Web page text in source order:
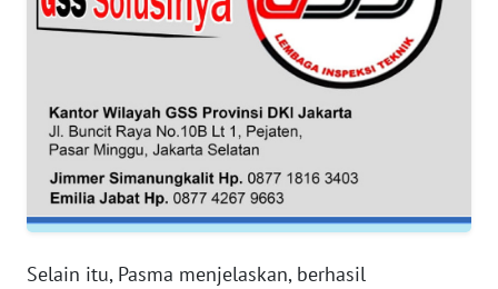
Selain itu, Pasma menjelaskan, berhasil
BANTEN
WN
KEPRI
WN